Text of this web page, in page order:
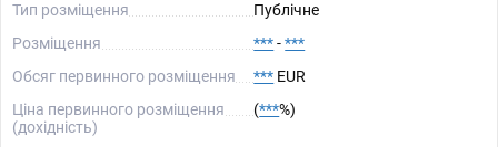
Тип розміщення
Публічне
Розміщення
***-***
Обсяг первинного розміщення
*** EUR
Ціна первинного розміщення
(дохідність)
(***%)